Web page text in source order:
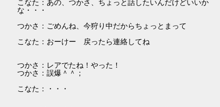
こなた：あの、つかさ、ちょっと話したいんだけどいいか
な・・・
つかさ：ごめんね、今狩り中だからちょっとまって
こなた：おーけー 戻ったら連絡してね
つかさ：レアでたね！やった！
つかさ：誤爆＾＾；
こなた：・・・